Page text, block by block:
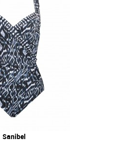
Sanibel